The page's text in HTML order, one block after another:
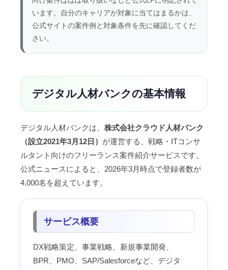
います。自分のキャリアが対象に当てはまるかは、
公式サイトの案件例と対象条件を先に確認してくだ
さい。
デジタル人材バンクの基本情報
デジタル人材バンクは、 株式会社クラウド人材バンク
（設立2021年3月12日） が運営する、戦略・ITコンサ
ルタント向けのフリーランス案件紹介サービスです。
公式ニュースによると、2026年3月時点で登録者数が
4,000名を超えています。
サービス概要
DX戦略策定、事業戦略、新規事業開発、
BPR、PMO、SAP/Salesforceなど、デジタ